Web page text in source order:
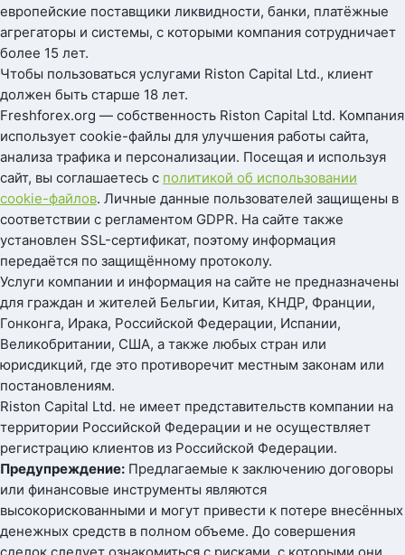
европейские поставщики ликвидности, банки, платёжные
агрегаторы и системы, с которыми компания сотрудничает
более 15 лет.
Чтобы пользоваться услугами Riston Capital Ltd., клиент
должен быть старше 18 лет.
Freshforex.org — собственность Riston Capital Ltd. Компания
использует cookie-файлы для улучшения работы сайта,
анализа трафика и персонализации. Посещая и используя
сайт, вы соглашаетесь с политикой об использовании
cookie-файлов. Личные данные пользователей защищены в
соответствии с регламентом GDPR. На сайте также
установлен SSL-сертификат, поэтому информация
передаётся по защищённому протоколу.
Услуги компании и информация на сайте не предназначены
для граждан и жителей Бельгии, Китая, КНДР, Франции,
Гонконга, Ирака, Российской Федерации, Испании,
Великобритании, США, а также любых стран или
юрисдикций, где это противоречит местным законам или
постановлениям.
Riston Capital Ltd. не имеет представительств компании на
территории Российской Федерации и не осуществляет
регистрацию клиентов из Российской Федерации.
Предупреждение: Предлагаемые к заключению договоры
или финансовые инструменты являются
высокорискованными и могут привести к потере внесённых
денежных средств в полном объеме. До совершения
сделок следует ознакомиться с рисками, с которыми они